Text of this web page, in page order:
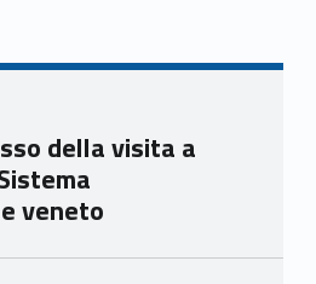
Unio
e
eto
Unio
della visita a
veneto